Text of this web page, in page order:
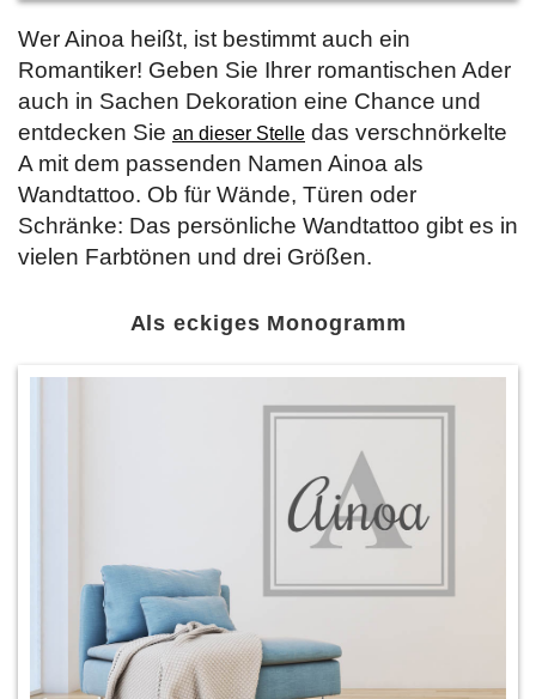
Wer Ainoa heißt, ist bestimmt auch ein
Romantiker! Geben Sie Ihrer romantischen Ader
auch in Sachen Dekoration eine Chance und
entdecken Sie an dieser Stelle das verschnörkelte
A mit dem passenden Namen Ainoa als
Wandtattoo. Ob für Wände, Türen oder
Schränke: Das persönliche Wandtattoo gibt es in
vielen Farbtönen und drei Größen.
Als eckiges Monogramm